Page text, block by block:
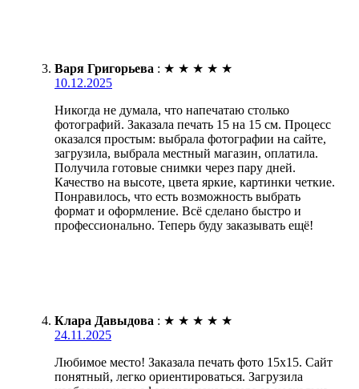
Варя Григорьева : ★ ★ ★ ★ ★
10.12.2025
Никогда не думала, что напечатаю столько
фотографий. Заказала печать 15 на 15 см. Процесс
оказался простым: выбрала фотографии на сайте,
загрузила, выбрала местный магазин, оплатила.
Получила готовые снимки через пару дней.
Качество на высоте, цвета яркие, картинки четкие.
Понравилось, что есть возможность выбрать
формат и оформление. Всё сделано быстро и
профессионально. Теперь буду заказывать ещё!
Клара Давыдова : ★ ★ ★ ★ ★
24.11.2025
Любимое место! Заказала печать фото 15х15. Сайт
понятный, легко ориентироваться. Загрузила